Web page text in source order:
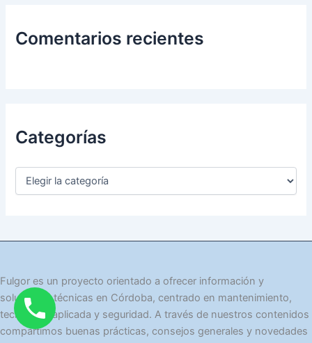
Comentarios recientes
Categorías
o
a
s
Fulgor es un proyecto orientado a ofrecer información y
soluciones técnicas en Córdoba, centrado en mantenimiento,
tecnología aplicada y seguridad. A través de nuestros contenidos
compartimos buenas prácticas, consejos generales y novedades